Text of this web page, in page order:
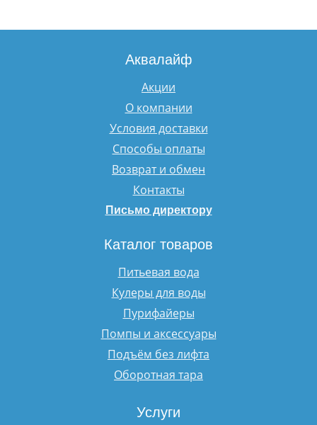
Аквалайф
Акции
О компании
Условия доставки
Способы оплаты
Возврат и обмен
Контакты
Письмо директору
Каталог товаров
Питьевая вода
Кулеры для воды
Пурифайеры
Помпы и аксессуары
Подъём без лифта
Оборотная тара
Услуги